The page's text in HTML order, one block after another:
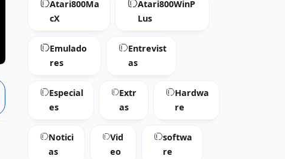
Atari800Ma
cX
Atari800WinP
Lus
Emulado
res
Entrevist
as
Especial
es
Extr
as
Hardwa
re
Notici
as
Vid
eo
softwa
re